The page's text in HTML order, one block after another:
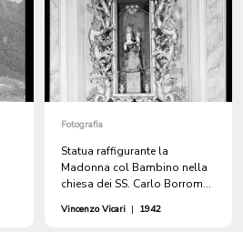
Fotografia
Statua raffigurante la
Madonna col Bambino nella
chiesa dei SS. Carlo Borromeo
Dalpe
Vincenzo Vicari | 1942